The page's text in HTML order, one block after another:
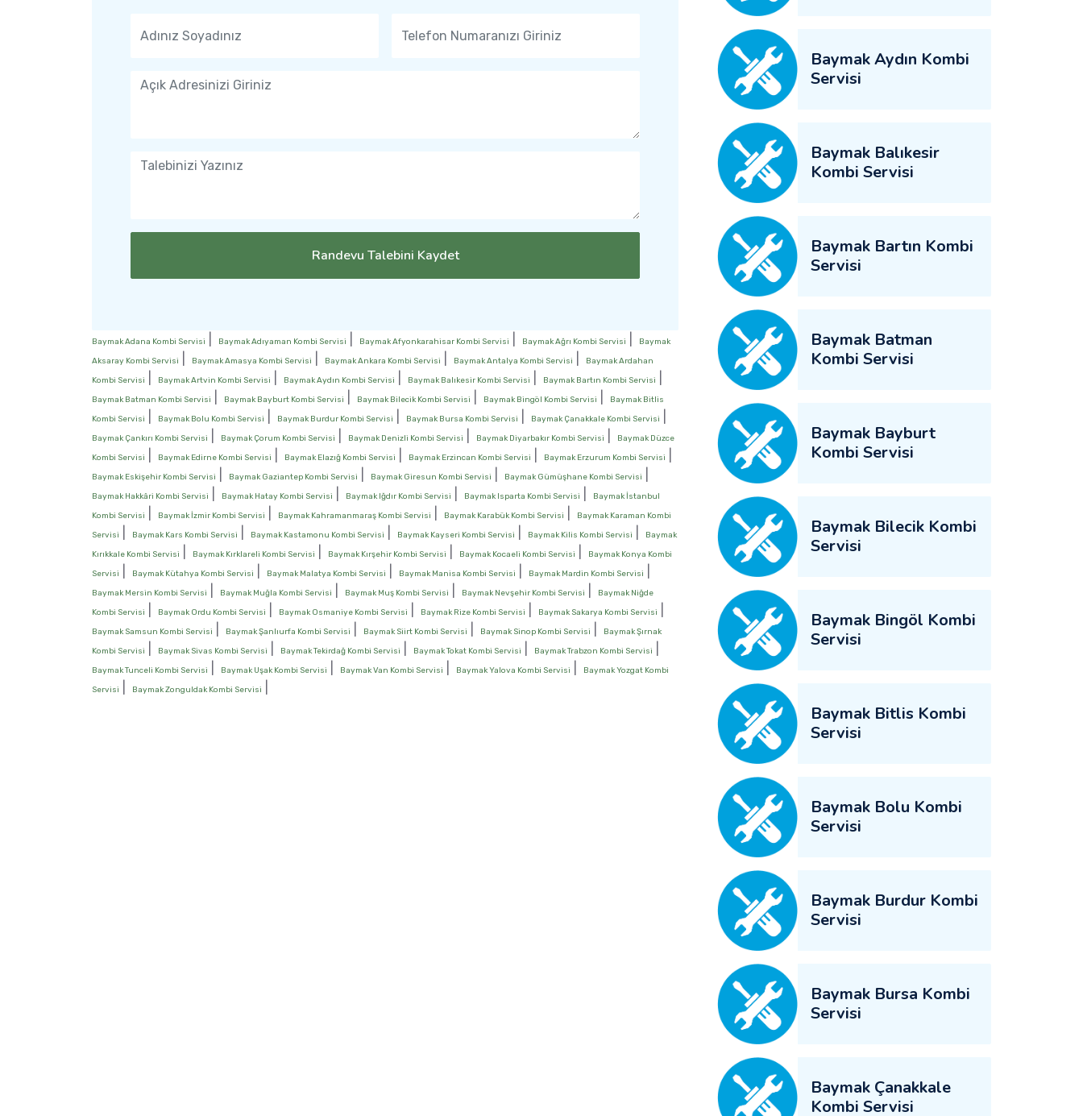
Randevu Talebini Kaydet
Baymak Adana Kombi Servisi Baymak Adıyaman Kombi Servisi Baymak Afyonkarahisar Kombi Servisi Baymak Ağrı Kombi Servisi
Baymak
Aksaray Kombi Servisi
Baymak Amasya Kombi Servisi Baymak Ankara Kombi Servisi Baymak Antalya Kombi Servisi
Baymak Ardahan
Kombi Servisi
Baymak Artvin Kombi Servisi Baymak Aydın Kombi Servisi Baymak Balıkesir Kombi Servisi Baymak Bartın Kombi Servisi
Baymak Batman Kombi Servisi Baymak Bayburt Kombi Servisi Baymak Bilecik Kombi Servisi Baymak Bingöl Kombi Servisi
Baymak Bitlis
Kombi Servisi
Baymak Bolu Kombi Servisi Baymak Burdur Kombi Servisi Baymak Bursa Kombi Servisi Baymak Çanakkale Kombi Servisi
Baymak Çankırı Kombi Servisi Baymak Çorum Kombi Servisi Baymak Denizli Kombi Servisi Baymak Diyarbakır Kombi Servisi
Baymak Düzce
Kombi Servisi
Baymak Edirne Kombi Servisi Baymak Elazığ Kombi Servisi Baymak Erzincan Kombi Servisi Baymak Erzurum Kombi Servisi
Baymak Eskişehir Kombi Servisi Baymak Gaziantep Kombi Servisi Baymak Giresun Kombi Servisi Baymak Gümüşhane Kombi Servisi
Baymak Hakkâri Kombi Servisi Baymak Hatay Kombi Servisi Baymak Iğdır Kombi Servisi Baymak Isparta Kombi Servisi
Baymak İstanbul
Kombi Servisi
Baymak İzmir Kombi Servisi Baymak Kahramanmaraş Kombi Servisi Baymak Karabük Kombi Servisi
Baymak Karaman Kombi
Servisi
Baymak Kars Kombi Servisi Baymak Kastamonu Kombi Servisi Baymak Kayseri Kombi Servisi Baymak Kilis Kombi Servisi
Baymak
Kırıkkale Kombi Servisi
Baymak Kırklareli Kombi Servisi Baymak Kırşehir Kombi Servisi Baymak Kocaeli Kombi Servisi
Baymak Konya Kombi
Servisi
Baymak Kütahya Kombi Servisi Baymak Malatya Kombi Servisi Baymak Manisa Kombi Servisi Baymak Mardin Kombi Servisi
Baymak Mersin Kombi Servisi Baymak Muğla Kombi Servisi Baymak Muş Kombi Servisi Baymak Nevşehir Kombi Servisi
Baymak Niğde
Kombi Servisi
Baymak Ordu Kombi Servisi Baymak Osmaniye Kombi Servisi Baymak Rize Kombi Servisi Baymak Sakarya Kombi Servisi
Baymak Samsun Kombi Servisi Baymak Şanlıurfa Kombi Servisi Baymak Siirt Kombi Servisi Baymak Sinop Kombi Servisi
Baymak Şırnak
Kombi Servisi
Baymak Sivas Kombi Servisi Baymak Tekirdağ Kombi Servisi Baymak Tokat Kombi Servisi Baymak Trabzon Kombi Servisi
Baymak Tunceli Kombi Servisi Baymak Uşak Kombi Servisi Baymak Van Kombi Servisi Baymak Yalova Kombi Servisi
Baymak Yozgat Kombi
Servisi
Baymak Zonguldak Kombi Servisi
Baymak Aydın Kombi
Servisi
Baymak Balıkesir
Kombi Servisi
Baymak Bartın Kombi
Servisi
Baymak Batman
Kombi Servisi
Baymak Bayburt
Kombi Servisi
Baymak Bilecik Kombi
Servisi
Baymak Bingöl Kombi
Servisi
Baymak Bitlis Kombi
Servisi
Baymak Bolu Kombi
Servisi
Baymak Burdur Kombi
Servisi
Baymak Bursa Kombi
Servisi
Baymak Çanakkale
Kombi Servisi